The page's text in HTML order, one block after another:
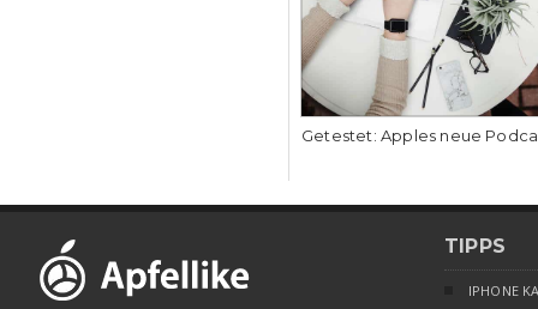
Getestet: Apples neue
TIPPS
IPHONE